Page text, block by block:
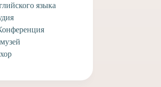
А. с творческими
языка